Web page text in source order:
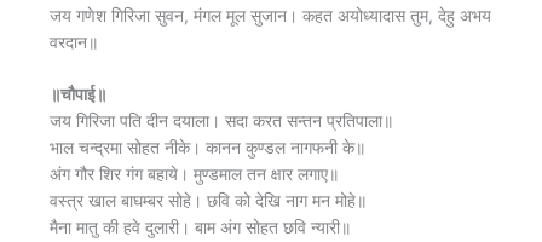
जय गणेश गिरिजा सुवन, मंगल मूल सुजान। कहत अयोध्यादास तुम, देहु अभय
वरदान॥
॥चौपाई॥
जय गिरिजा पति दीन दयाला। सदा करत सन्तन प्रतिपाला॥
भाल चन्द्रमा सोहत नीके। कानन कुण्डल नागफनी के॥
अंग गौर शिर गंग बहाये। मुण्डमाल तन क्षार लगाए॥
वस्त्र खाल बाघम्बर सोहे। छवि को देखि नाग मन मोहे॥
मैना मातु की हवे दुलारी। बाम अंग सोहत छवि न्यारी॥